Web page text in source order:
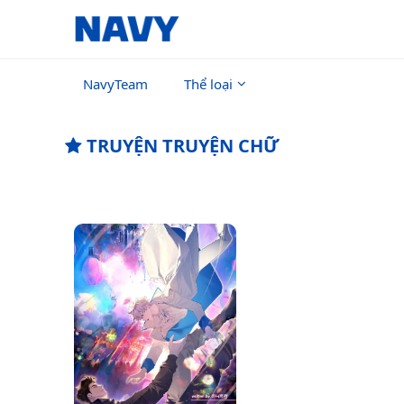
NavyTeam Thể loại
TRUYỆN TRUYỆN CHỮ